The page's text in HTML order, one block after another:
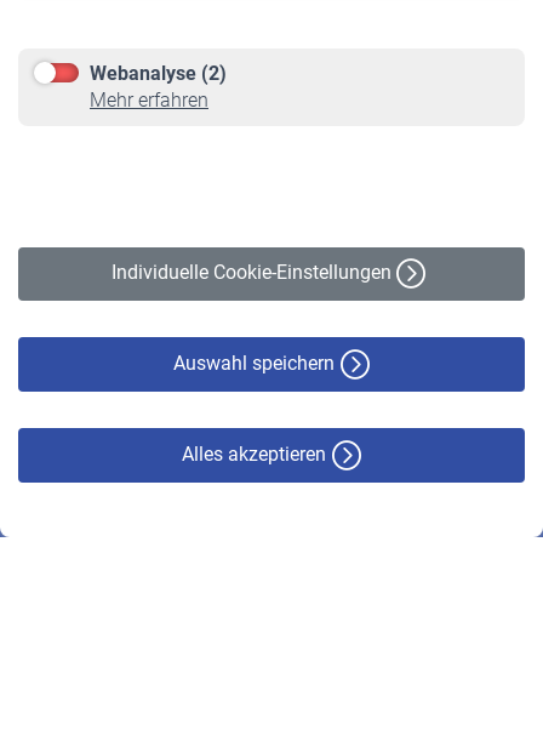
Webanalyse (2)
Mehr erfahren
Individuelle Cookie-Einstellungen
Auswahl speichern
Alles akzeptieren
Online-Rechner
VBLnewsletter
Erklärung zur Barrierefreiheit
© VBL 2026